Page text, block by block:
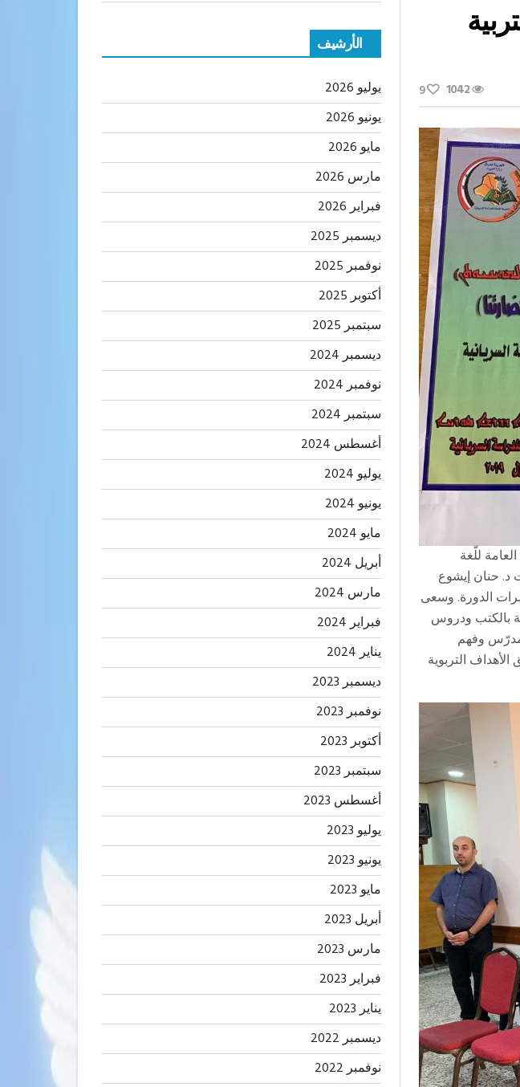
1042
9
للّغة
الأخت د. حنان إيشوع
الدورة. وسعى
بالكتب ودروس
وفهم
التربوية
الأرشيف
يوليو 2026
يونيو 2026
مايو 2026
مارس 2026
فبراير 2026
ديسمبر 2025
نوفمبر 2025
أكتوبر 2025
سبتمبر 2025
ديسمبر 2024
نوفمبر 2024
سبتمبر 2024
أغسطس 2024
يوليو 2024
يونيو 2024
مايو 2024
أبريل 2024
مارس 2024
فبراير 2024
يناير 2024
ديسمبر 2023
نوفمبر 2023
أكتوبر 2023
سبتمبر 2023
أغسطس 2023
يوليو 2023
يونيو 2023
مايو 2023
أبريل 2023
مارس 2023
فبراير 2023
يناير 2023
ديسمبر 2022
نوفمبر 2022